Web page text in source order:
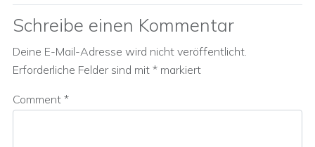
Schreibe einen Kommentar
Deine E-Mail-Adresse wird nicht veröffentlicht.
Erforderliche Felder sind mit * markiert
Comment *